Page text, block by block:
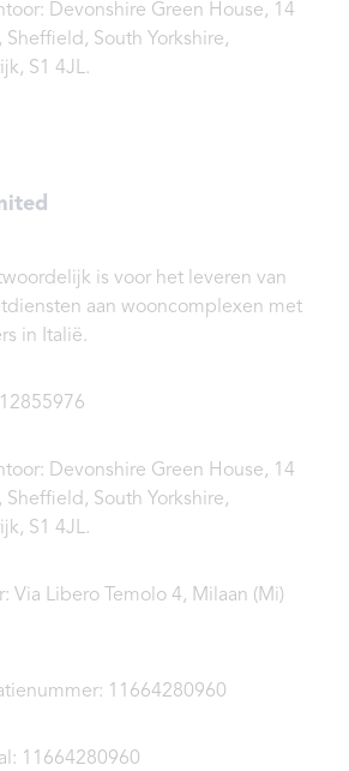
Devonshire Green House, 14
Sheffield, South Yorkshire,
S1 4JL.
is voor het leveren van
aan wooncomplexen met
in Italië.
Devonshire Green House, 14
Sheffield, South Yorkshire,
S1 4JL.
Via Libero Temolo 4, Milaan (Mi)
11664280960
11664280960